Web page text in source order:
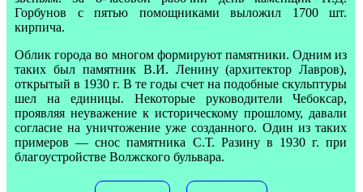
Горбунов с пятью помощниками выложил 1700 шт.
кирпича.
Облик города во многом формируют памятники. Одним из
таких был памятник В.И. Ленину (архитектор Лавров),
открытый в 1930 г. В те годы счет на подобные скульптуры
шел на единицы. Некоторые руководители Чебоксар,
проявляя неуважение к историческому прошлому, давали
согласие на уничтожение уже созданного. Один из таких
примеров — снос памятника С.Т. Разину в 1930 г. при
благоустройстве Волжского бульвара.